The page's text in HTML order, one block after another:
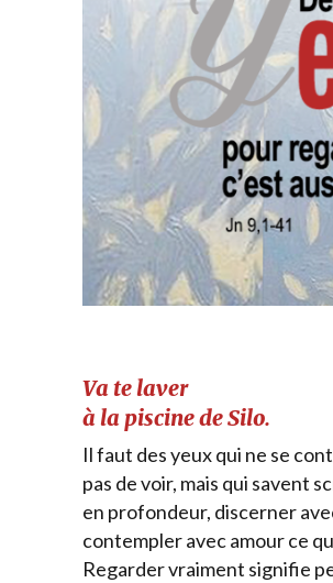
Va te laver
à la piscine de Silo.
Il faut des yeux qui ne se
pas de voir, mais qui savent
en profondeur, discerner
contempler avec amour ce
Regarder vraiment signifie